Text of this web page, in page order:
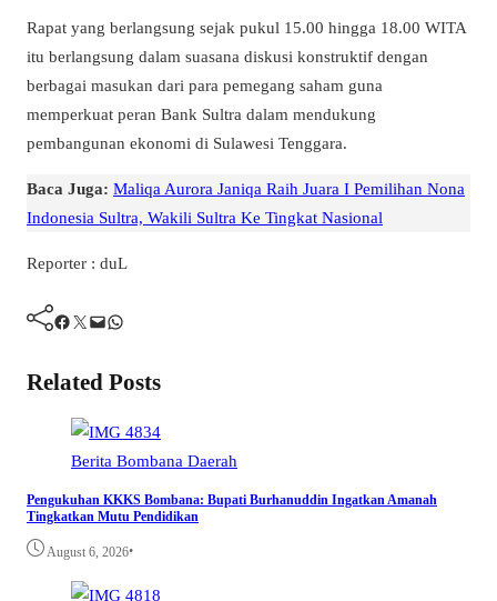
Rapat yang berlangsung sejak pukul 15.00 hingga 18.00 WITA
itu berlangsung dalam suasana diskusi konstruktif dengan
berbagai masukan dari para pemegang saham guna
memperkuat peran Bank Sultra dalam mendukung
pembangunan ekonomi di Sulawesi Tenggara.
Baca Juga: Maliqa Aurora Janiqa Raih Juara I Pemilihan Nona
Indonesia Sultra, Wakili Sultra Ke Tingkat Nasional
Reporter : duL
Facebook Twitter Mail WhatsApp
Related Posts
Berita Bombana Daerah
Pengukuhan KKKS Bombana: Bupati Burhanuddin Ingatkan Amanah
Tingkatkan Mutu Pendidikan
August 6, 2026•